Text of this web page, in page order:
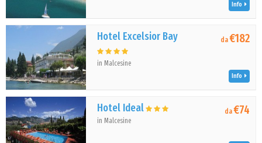
Info
Hotel Excelsior Bay
in Malcesine
da€182
Info
Hotel Ideal
in Malcesine
da€74